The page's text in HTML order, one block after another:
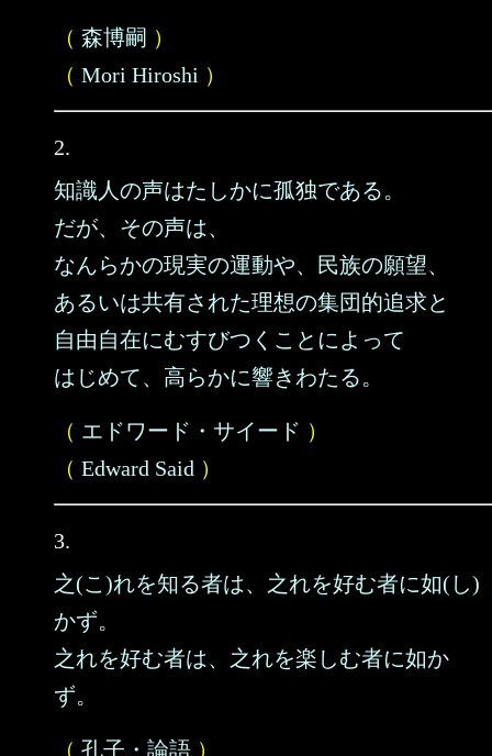
（ 森博嗣 ）
（ Mori Hiroshi ）
2.
知識人の声はたしかに孤独である。
だが、その声は、
なんらかの現実の運動や、民族の願望、
あるいは共有された理想の集団的追求と
自由自在にむすびつくことによって
はじめて、高らかに響きわたる。
（ エドワード・サイード ）
（ Edward Said ）
3.
之(こ)れを知る者は、之れを好む者に如(し)
かず。
之れを好む者は、之れを楽しむ者に如か
ず。
（ 孔子・論語 ）